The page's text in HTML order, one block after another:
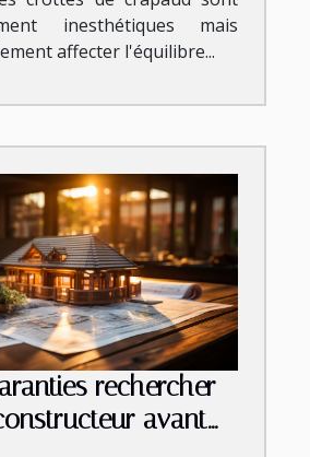
inesthétiques mais
affecter l'équilibre...
rechercher
avant